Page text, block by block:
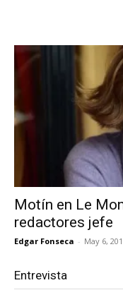
Motín en Le
redactores jefe
Edgar Fonseca - May 6,
Entrevista